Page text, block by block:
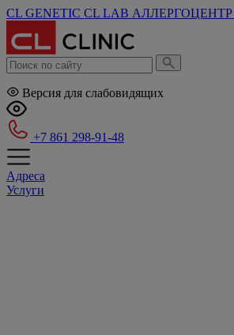
CL GENETIC CL LAB АЛЛЕРГОЦЕНТР
Версия для слабовидящих
+7 861 298-91-48
Адреса
Услуги